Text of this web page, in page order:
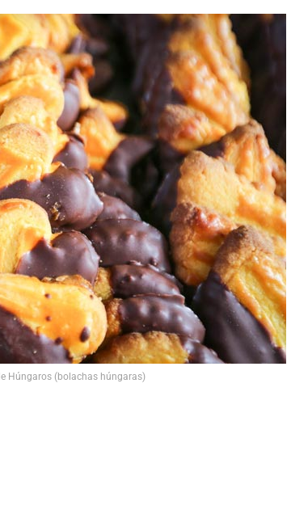
Húngaros (bolachas húngaras)